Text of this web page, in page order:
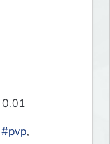
0.01
#pvp,